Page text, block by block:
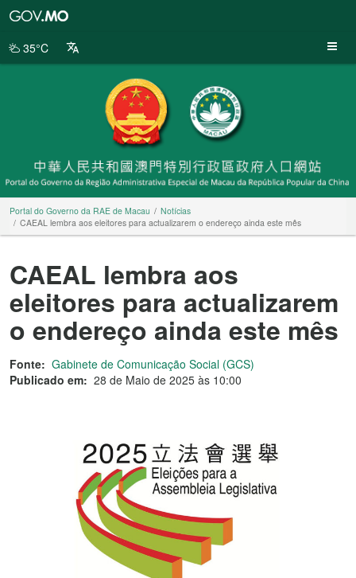
da
35°C
Portal do Governo da RAE de Macau
Notícias
CAEAL lembra aos eleitores para actualizarem o endereço ainda este mês
CAEAL lembra aos
eleitores para actualizarem
o endereço ainda este mês
Fonte: Gabinete de Comunicação Social (GCS)
Publicado em: 28 de Maio de 2025 às 10:00